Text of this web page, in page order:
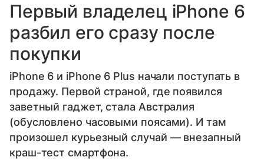
Первый владелец iPhone 6
разбил его сразу после
покупки
iPhone 6 и iPhone 6 Plus начали поступать в
продажу. Первой страной, где появился
заветный гаджет, стала Австралия
(обусловлено часовыми поясами). И там
произошел курьезный случай — внезапный
краш-тест смартфона.